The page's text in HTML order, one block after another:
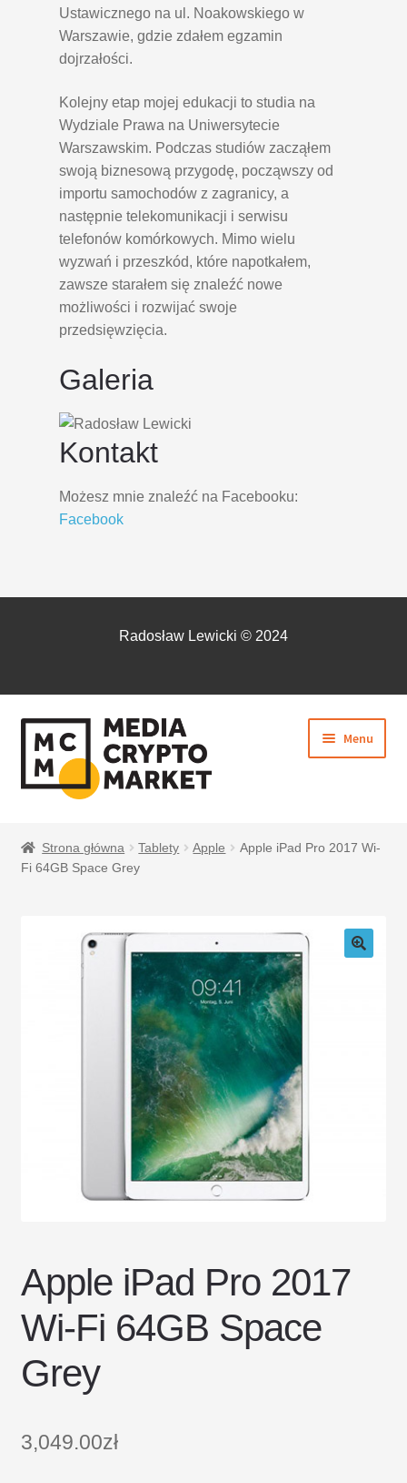
Ustawicznego na ul. Noakowskiego w
Warszawie, gdzie zdałem egzamin
dojrzałości.
Kolejny etap mojej edukacji to studia na
Wydziale Prawa na Uniwersytecie
Warszawskim. Podczas studiów zacząłem
swoją biznesową przygodę, począwszy od
importu samochodów z zagranicy, a
następnie telekomunikacji i serwisu
telefonów komórkowych. Mimo wielu
wyzwań i przeszkód, które napotkałem,
zawsze starałem się znaleźć nowe
możliwości i rozwijać swoje
przedsięwzięcia.
Galeria
Kontakt
Możesz mnie znaleźć na Facebooku:
Facebook
Radosław Lewicki © 2024
PRZEJDŹ
DO
NAWIGACJI
PRZEJDŹ
DO
TREŚCI
Menu
menu
BEZPIECZNE PŁATNOŚCI
DOSTAWA I ZWROTY
POLITYKA PRYWATNOŚCI
Strona główna Tablety Apple
Apple iPad Pro 2017 Wi-
Fi 64GB Space Grey
Apple iPad Pro 2017
Wi-Fi 64GB Space
Grey
3,049.00zł